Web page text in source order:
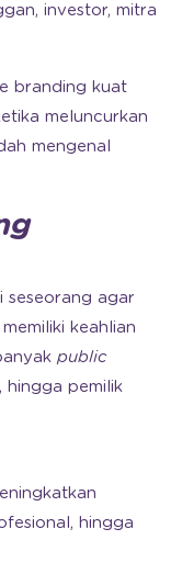
investor, mitra
branding kuat
meluncurkan
mengenal
seseorang agar
keahlian
public
pemilik
hingga